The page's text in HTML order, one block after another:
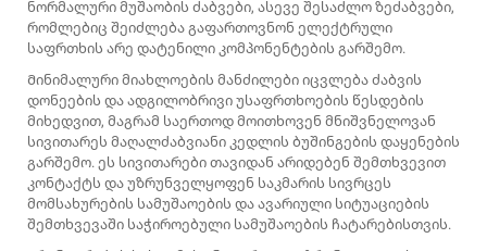
ნორმალური მუშაობის ძაბვები, ასევე შესაძლო ზეძაბვები,
რომლებიც შეიძლება გაფართოვნონ ელექტრული
საფრთხის არე დატენილი კომპონენტების გარშემო.
Მინიმალური მიახლოების მანძილები იცვლება ძაბვის
დონეების და ადგილობრივი უსაფრთხოების წესდების
მიხედვით, მაგრამ საერთოდ მოითხოვენ მნიშვნელოვან
სივითარეს მაღალძაბვიანი კედლის ბუშინგების დაყენების
გარშემო. ეს სივითარები თავიდან არიდებენ შემთხვევით
კონტაქტს და უზრუნველყოფენ საკმარის სივრცეს
მომსახურების სამუშაოების და ავარიული სიტუაციების
შემთხვევაში საჭიროებული სამუშაოების ჩატარებისთვის.